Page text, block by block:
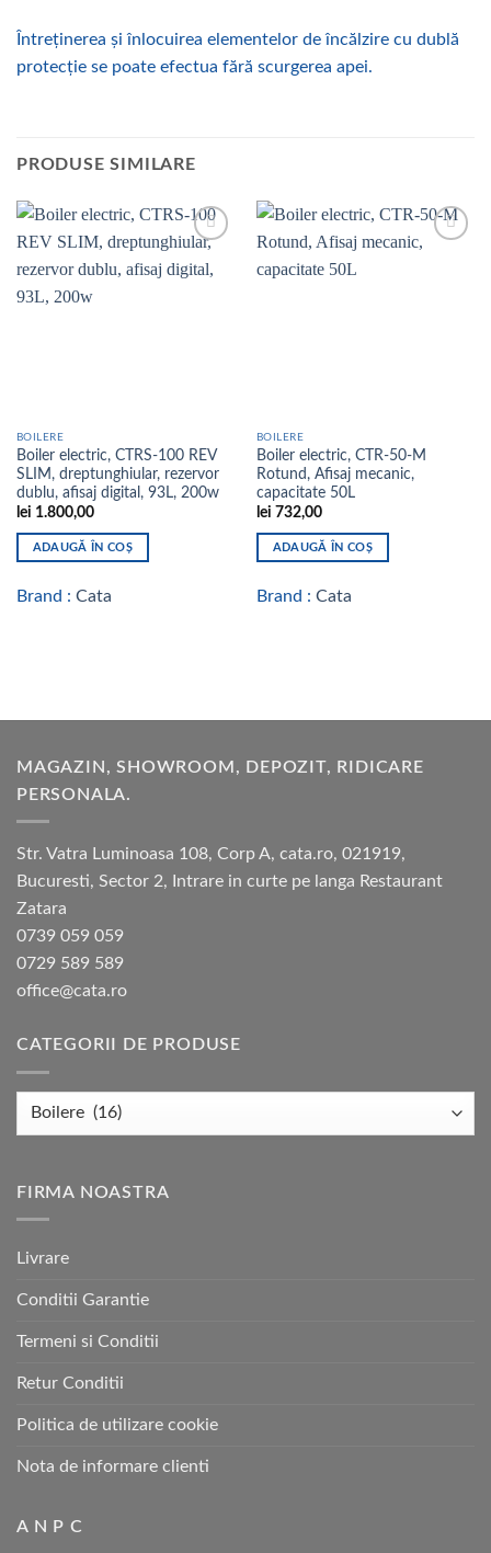
Întreținerea și înlocuirea elementelor de încălzire cu dublă
protecție se poate efectua fără scurgerea apei.
PRODUSE SIMILARE
wishlist
BOILERE
Boiler electric, CTRS-100 REV
SLIM, dreptunghiular, rezervor
dublu, afisaj digital, 93L, 200w
lei 1.800,00
ADAUGĂ ÎN COȘ
Brand : Cata
BOILERE
Boiler electric, CTR-50-M
Rotund, Afisaj mecanic,
capacitate 50L
lei 732,00
ADAUGĂ ÎN COȘ
Brand : Cata
MAGAZIN, SHOWROOM, DEPOZIT, RIDICARE
PERSONALA.
Str. Vatra Luminoasa 108, Corp A, cata.ro, 021919,
Bucuresti, Sector 2, Intrare in curte pe langa Restaurant
Zatara
0739 059 059
0729 589 589
office@cata.ro
CATEGORII DE PRODUSE
FIRMA NOASTRA
Livrare
Conditii Garantie
Termeni si Conditii
Retur Conditii
Politica de utilizare cookie
Nota de informare clienti
A N P C